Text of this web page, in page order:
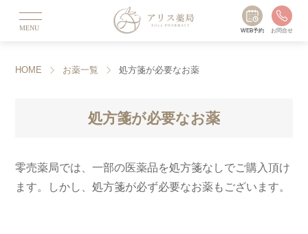
MENU WEB予約 お問合せ
HOME お薬一覧 処方箋が必要なお薬
処方箋が必要なお薬
零売薬局では、一部の医薬品を処方箋なしでご購入頂け
ます。しかし、処方箋が必ず必要なお薬もございます。